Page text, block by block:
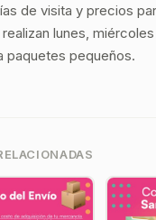
de visita y precios
lunes,
paquetes pequeños.